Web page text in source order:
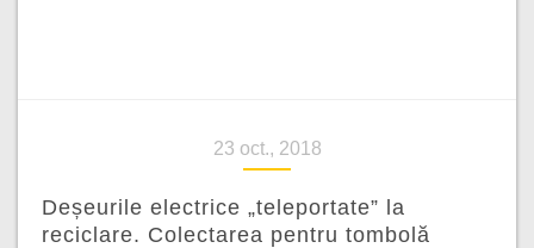
23 oct., 2018
Deșeurile electrice „teleportate” la
reciclare. Colectarea pentru tombolă